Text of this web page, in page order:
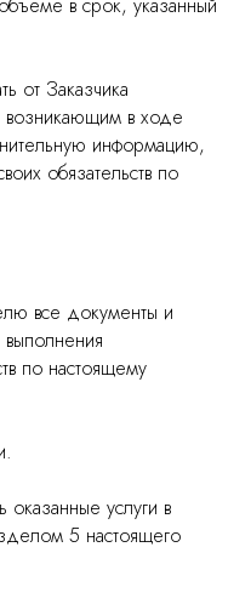
от Заказчика
возникающим в ходе
информацию,
обязательств по
все документы и
по настоящему
услуги в
5 настоящего